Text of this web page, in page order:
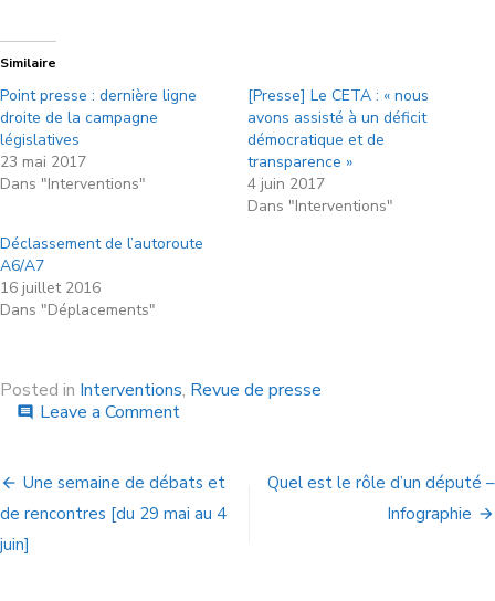
Similaire
Point presse : dernière ligne
droite de la campagne
législatives
23 mai 2017
Dans "Interventions"
[Presse] Le CETA : « nous
avons assisté à un déficit
démocratique et de
transparence »
4 juin 2017
Dans "Interventions"
Déclassement de l’autoroute
A6/A7
16 juillet 2016
Dans "Déplacements"
Posted in Interventions, Revue de presse
comment Leave a Comment
Une semaine de débats et
de rencontres [du 29 mai au 4
juin]
Quel est le rôle d’un député –
Infographie